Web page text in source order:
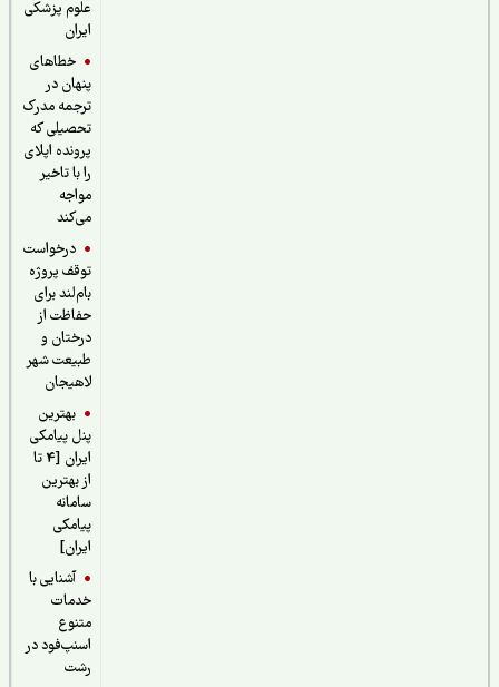
علوم پزشکی
خطاهای
پنهان در
ترجمه مدرک
تحصیلی که
پرونده اپلای
را با تاخیر
درخواست
توقف پروژه
بام‌لند برای
حفاظت از
درختان و
طبیعت شهر
لاهیجان
بهترین
پنل پیامکی
ایران [4 تا
از بهترین
سامانه
پیامکی
آشنایی با
خدمات
اسنپ‌فود در